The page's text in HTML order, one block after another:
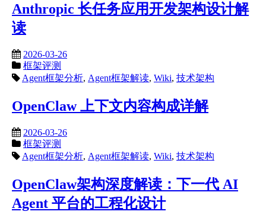
Anthropic 长任务应用开发架构设计解
读
2026-03-26
框架评测
Agent框架分析, Agent框架解读, Wiki, 技术架构
OpenClaw 上下文内容构成详解
2026-03-26
框架评测
Agent框架分析, Agent框架解读, Wiki, 技术架构
OpenClaw架构深度解读：下一代 AI
Agent 平台的工程化设计